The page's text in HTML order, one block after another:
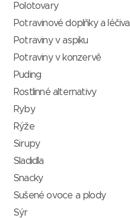
Polotovary
Potravinové doplňky a léčiva
Potraviny v aspiku
Potraviny v konzervě
Puding
Rostlinné alternativy
Ryby
Rýže
Sirupy
Sladidla
Snacky
Sušené ovoce a plody
Sýr